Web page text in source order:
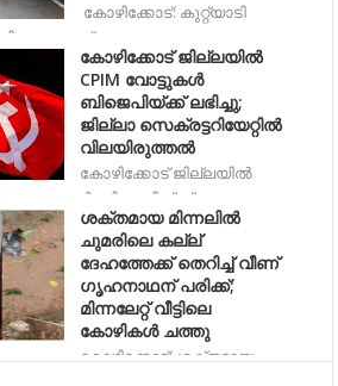
കോഴിക്കോട്: കുറ്റ്യാടി
യാത്ര
കോഴിക്കോട് ജില്ലയിൽ
CPIM വോട്ടുകൾ
ബിജെപിയ്ക്ക് ലഭിച്ചു;
ജില്ലാ സെക്രട്ടറിയേറ്റിൽ
വിലയിരുത്തൽ
കോഴിക്കോട് ജില്ലയിൽ
വോട്ടുകൾ ബിജെപിയ്ക്ക്
ശക്തമായ മിന്നലില്‍
ചുമരിലെ കല്ല്
ദേഹത്തേക്ക് തെറിച്ച് വീണ്
ഗൃഹനാഥന് പരിക്ക്;
മിന്നലേറ്റ് വീട്ടിലെ
കോഴികൾ ചത്തു
കോഴിക്കോട്: ശക്തമായ